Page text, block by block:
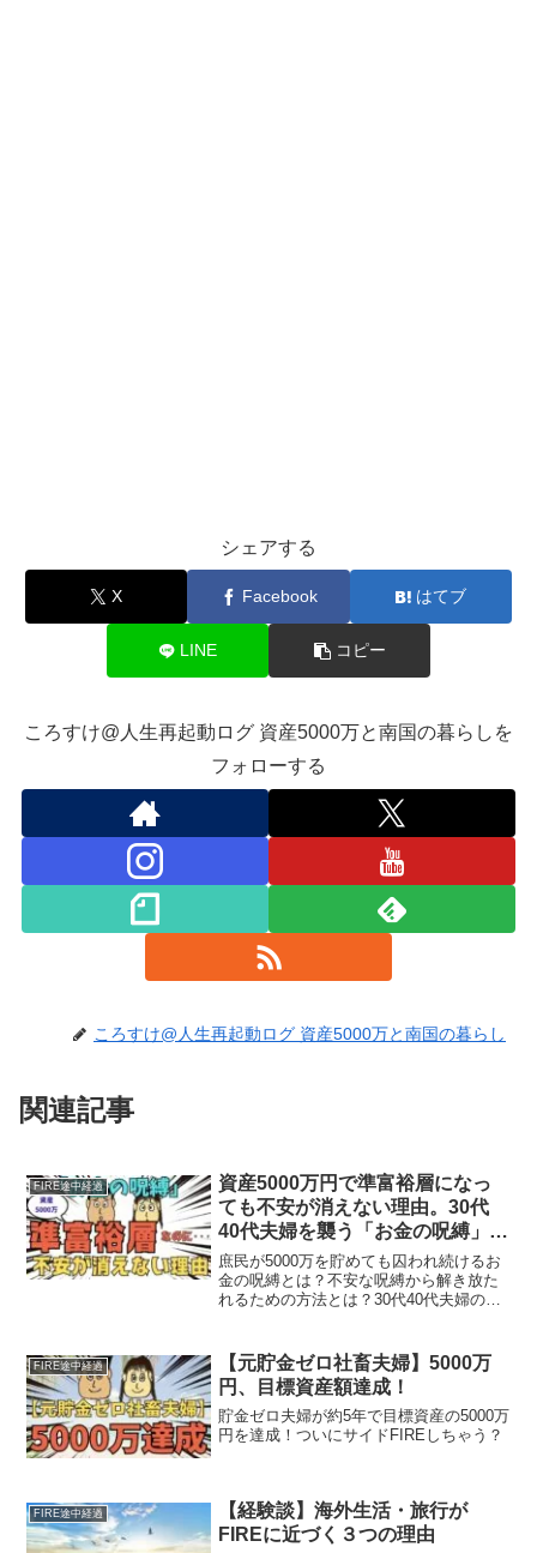
シェアする
X Facebook はてブ
LINE コピー
ころすけ@人生再起動ログ 資産5000万と南国の暮らしを
フォローする
ころすけ@人生再起動ログ 資産5000万と南国の暮らし
関連記事
FIRE途中経過
資産5000万円で準富裕層になっ
ても不安が消えない理由。30代
40代夫婦を襲う「お金の呪縛」と
は？
庶民が5000万を貯めても囚われ続けるお
金の呪縛とは？不安な呪縛から解き放た
れるための方法とは？30代40代夫婦の出
FIRE途中経過
【元貯金ゼロ社畜夫婦】5000万
円、目標資産額達成！
貯金ゼロ夫婦が約5年で目標資産の5000万
円を達成！ついにサイドFIREしちゃう？
FIRE途中経過
【経験談】海外生活・旅行が
FIREに近づく３つの理由